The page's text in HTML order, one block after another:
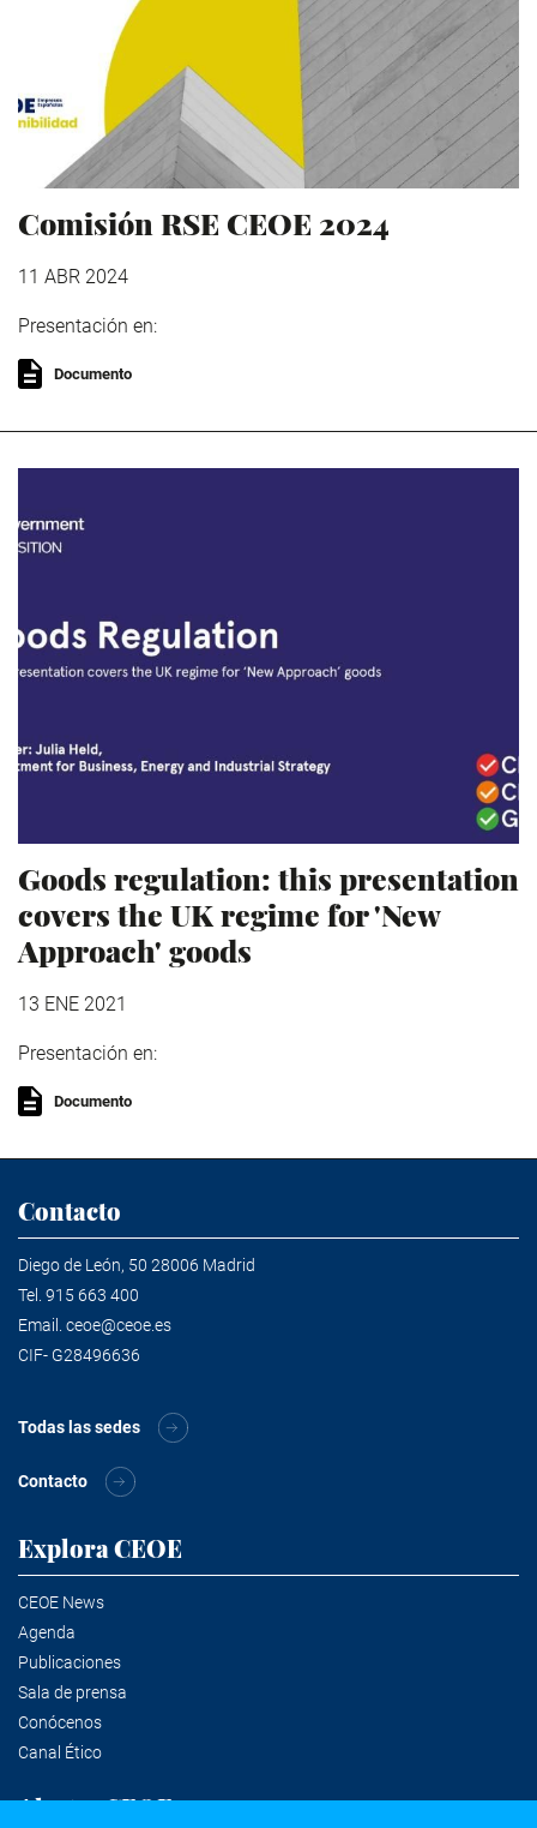
Comisión RSE CEOE 2024
11 ABR 2024
Presentación en:
Documento
Goods regulation: this presentation
covers the UK regime for 'New
Approach' goods
13 ENE 2021
Presentación en:
Documento
Contacto
Diego de León, 50 28006 Madrid
Tel. 915 663 400
Email. ceoe@ceoe.es
CIF- G28496636
Todas las sedes
Contacto
Explora CEOE
CEOE News
Agenda
Publicaciones
Sala de prensa
Conócenos
Canal Ético
Alertas CEOE